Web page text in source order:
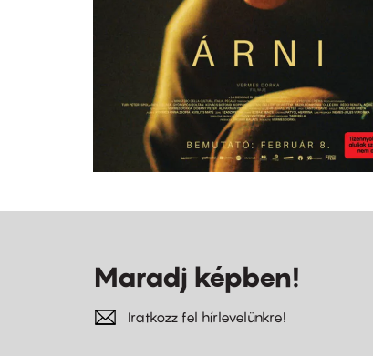
Maradj képben!
Iratkozz fel hírlevelünkre!